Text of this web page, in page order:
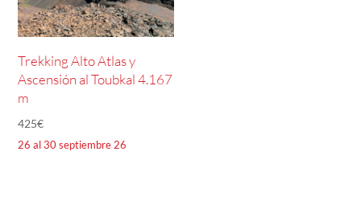
Trekking Alto Atlas y
Ascensión al Toubkal 4.167
m
425€
26 al 30 septiembre 26